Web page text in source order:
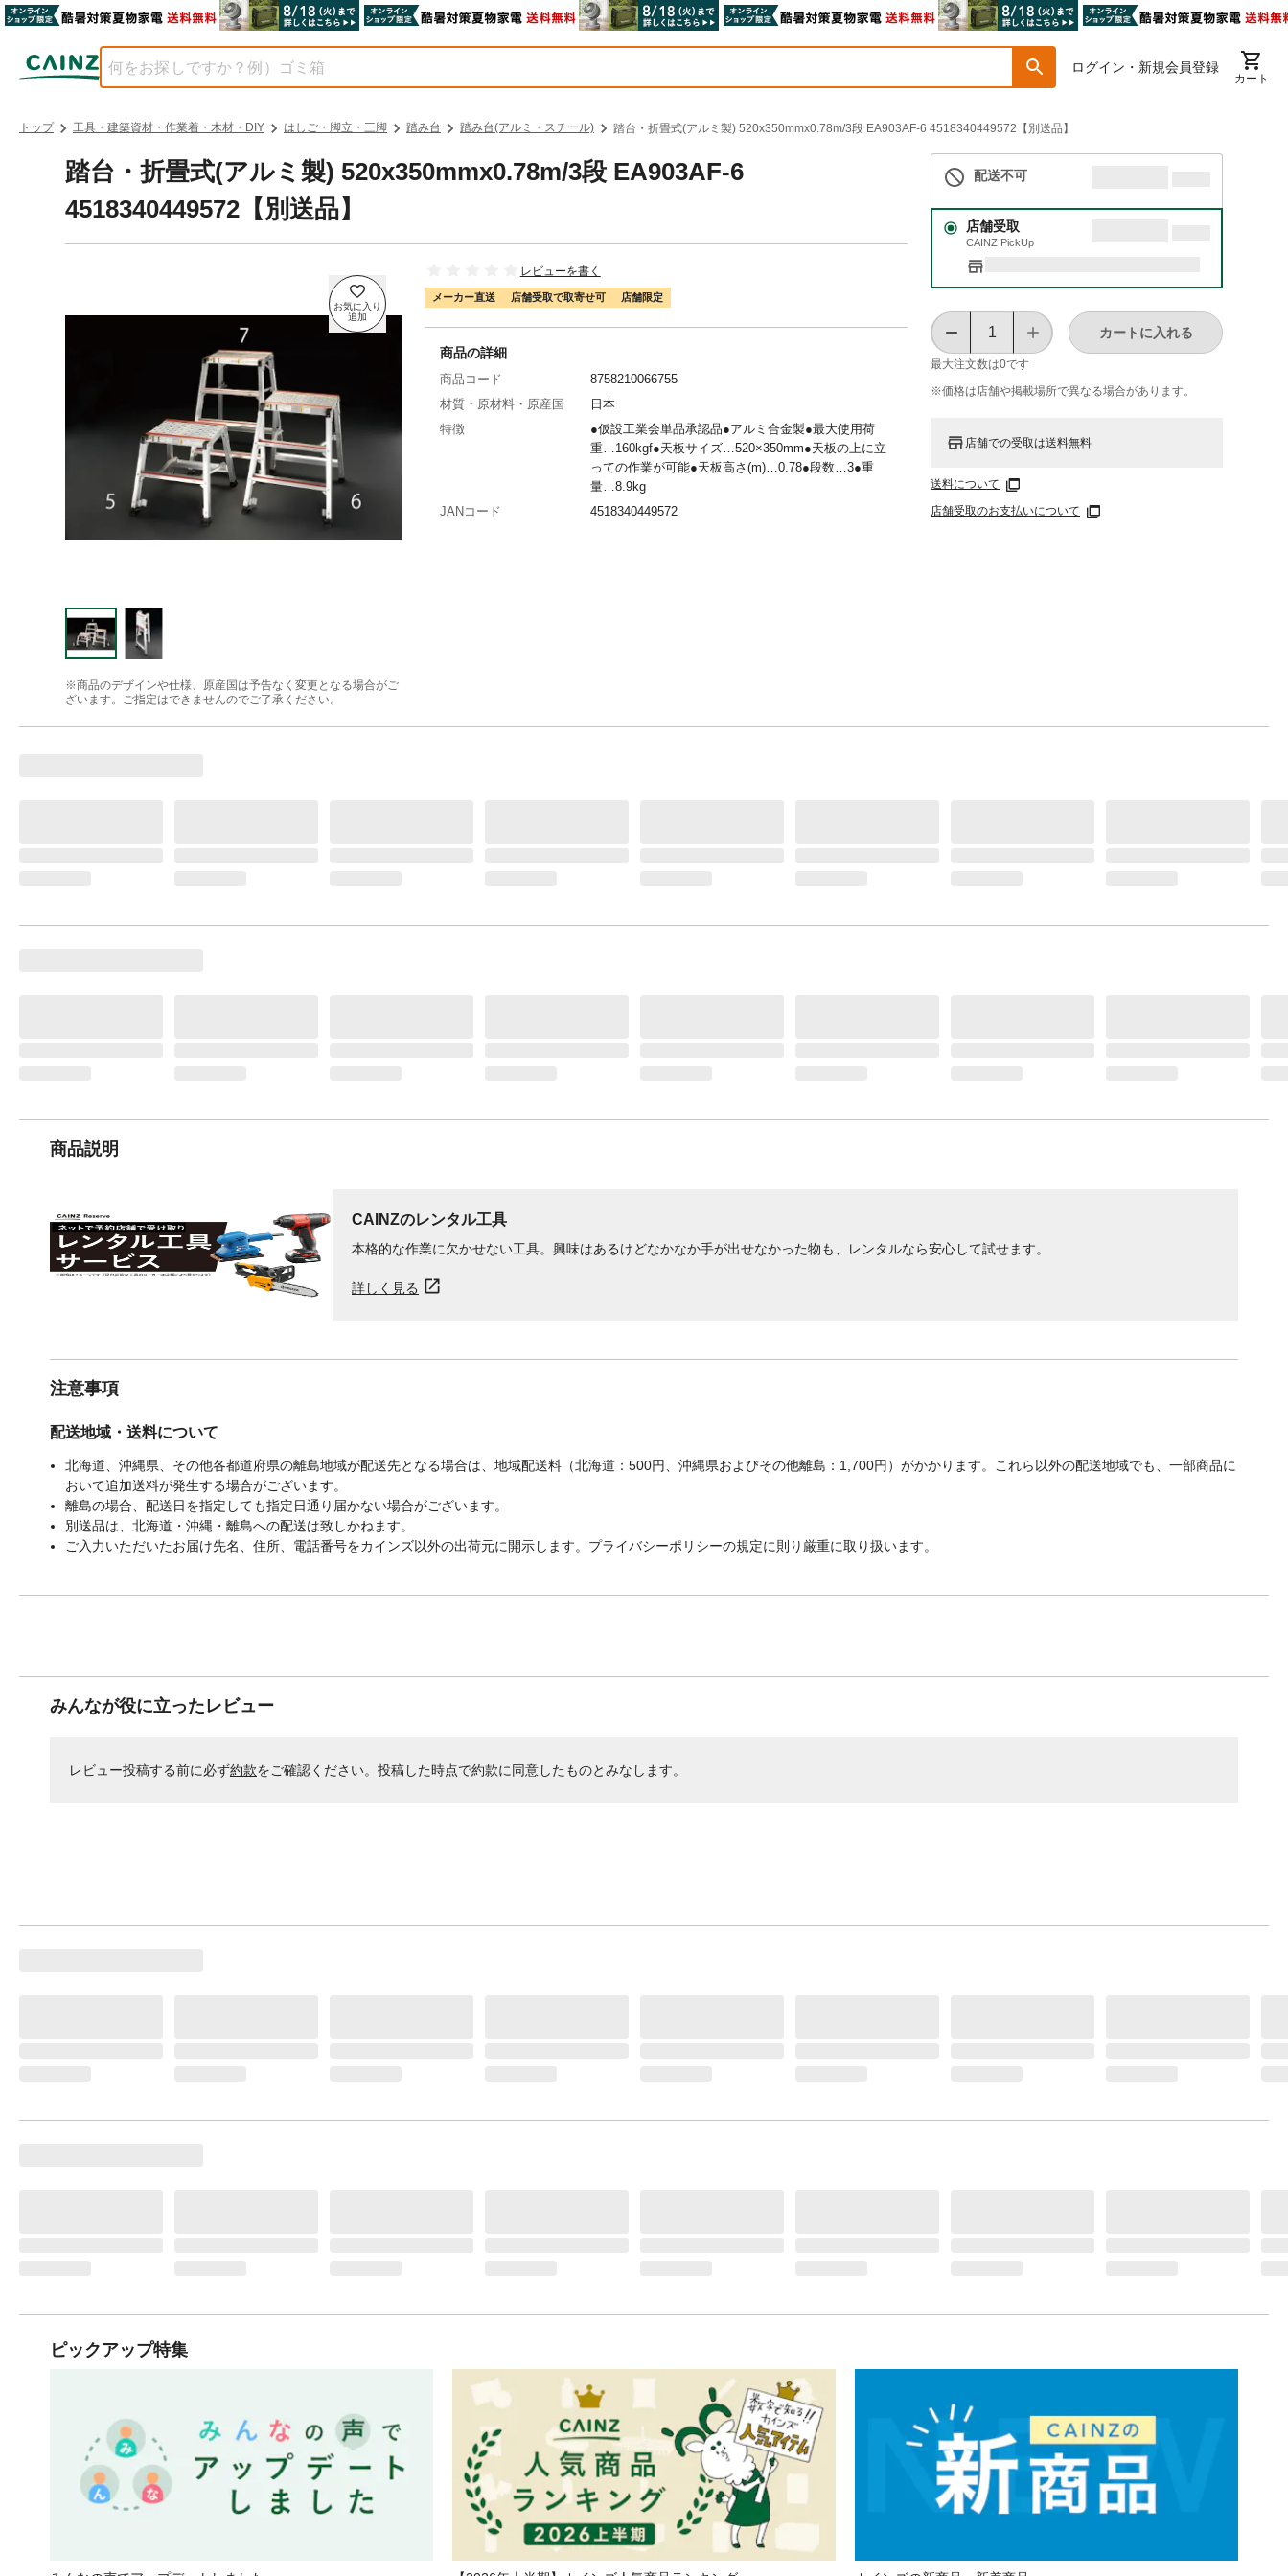
ログイン・新規会員登録
カート
トップ 工具・建築資材・作業着・木材・DIY はしご・脚立・三脚 踏み台 踏み台(アルミ・スチール) 踏台・折畳式(アルミ製) 520x350mmx0.78m/3段 EA903AF-6 4518340449572【別送品】
踏台・折畳式(アルミ製) 520x350mmx0.78m/3段 EA903AF-6
4518340449572【別送品】
※商品のデザインや仕様、原産国は予告なく変更となる場合がご
ざいます。ご指定はできませんのでご了承ください。
レビューを書く
メーカー直送 店舗受取で取寄せ可 店舗限定
配送不可
店舗受取
CAINZ PickUp
最大注文数は0です
カートに入れる
※価格は​店舗や​掲載場所で​異なる​場合が​あります。
店舗での受取は送料無料
送料について
店舗受取のお支払いについて
商品の詳細
商品コード
8758210066755
材質・原材料・原産国
日本
特徴
●仮設工業会単品承認品●アルミ合金製●最大使用荷
重…160kgf●天板サイズ…520×350mm●天板の上に立
っての作業が可能●天板高さ(m)…0.78●段数…3●重
量…8.9kg
JANコード
4518340449572
商品説明
CAINZのレンタル工具
本格的な作業に欠かせない工具。興味はあるけどなかなか手が出せなかった物も、レンタルなら安心して試せます。
詳しく見る
注意事項
配送地域・送料について
北海道、沖縄県、その他各都道府県の離島地域が配送先となる場合は、地域配送料（北海道：500円、沖縄県およびその他離島：1,700円）がかかります。これら以外の配送地域でも、一部商品に
おいて追加送料が発生する場合がございます。
離島の場合、配送日を指定しても指定日通り届かない場合がございます。
別送品は、北海道・沖縄・離島への配送は致しかねます。
ご入力いただいたお届け先名、住所、電話番号をカインズ以外の出荷元に開示します。プライバシーポリシーの規定に則り厳重に取り扱います。
みんなが役に立ったレビュー
レビュー投稿する前に必ず約款をご確認ください。投稿した時点で約款に同意したものとみなします。
ピックアップ特集